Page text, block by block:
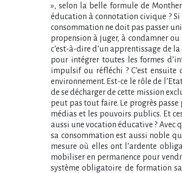
», selon la belle formule de
éducation à connotation civique ? Si
consommation ne doit pas passer
propension à juger, à condamner
c’est-à-dire d’un apprentissage de
pour intégrer toutes les formes
impulsif ou réfléchi ? C’est
environnement. Est-ce le rôle de
de se décharger de cette mission
peut pas tout faire. Le progrès
médias et les pouvoirs publics. Et
aussi une vocation éducative ? Avec
sa consommation est aussi noble
mesure où elles ont l’ardente
mobiliser en permanence pour
système obligatoire de formation